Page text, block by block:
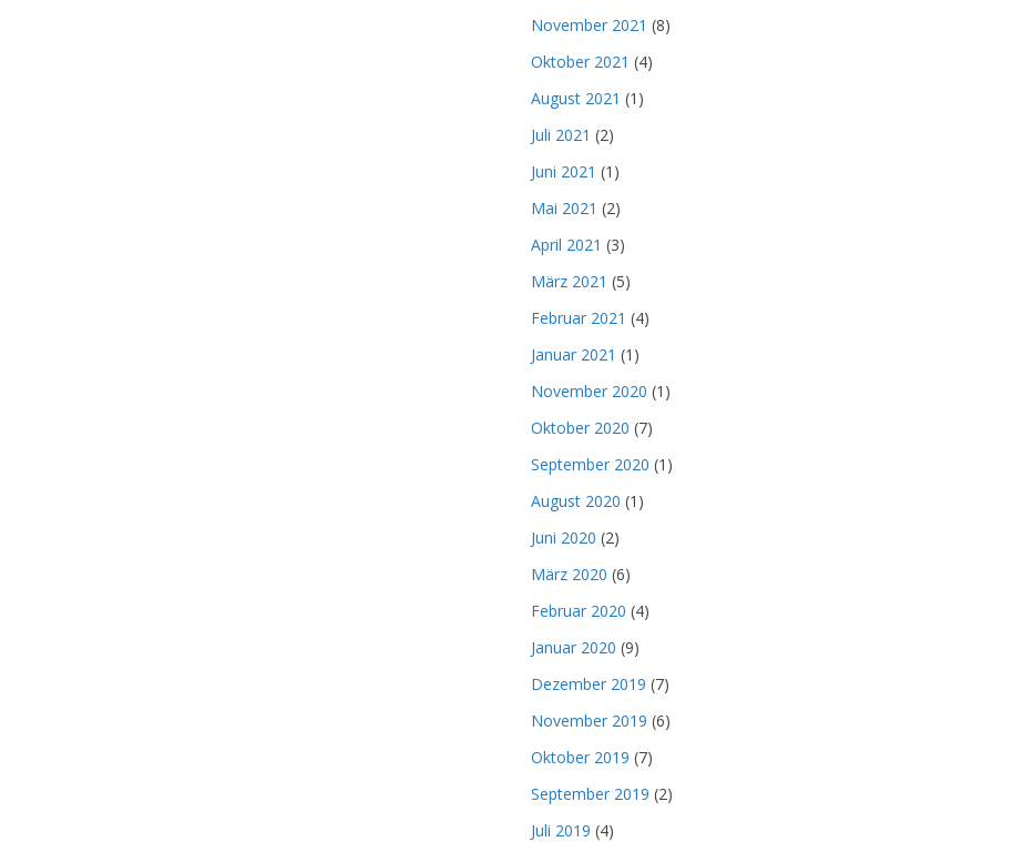
November 2021 (8)
Oktober 2021 (4)
August 2021 (1)
Juli 2021 (2)
Juni 2021 (1)
Mai 2021 (2)
April 2021 (3)
März 2021 (5)
Februar 2021 (4)
Januar 2021 (1)
November 2020 (1)
Oktober 2020 (7)
September 2020 (1)
August 2020 (1)
Juni 2020 (2)
März 2020 (6)
Februar 2020 (4)
Januar 2020 (9)
Dezember 2019 (7)
November 2019 (6)
Oktober 2019 (7)
September 2019 (2)
Juli 2019 (4)